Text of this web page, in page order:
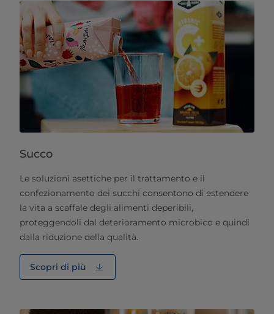
Succo
Le soluzioni asettiche per il trattamento e il
confezionamento dei succhi consentono di estendere
la vita a scaffale degli alimenti deperibili,
proteggendoli dal deterioramento microbico e quindi
dalla riduzione della qualità.
Scopri di più